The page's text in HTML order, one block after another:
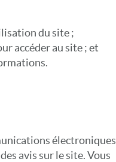
du site ;
accéder au site ; et
électroniques
avis sur le site. Vous